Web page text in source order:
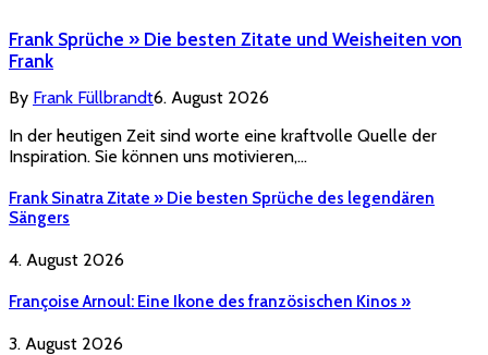
Frank Sprüche » Die besten Zitate und Weisheiten von
Frank
By Frank Füllbrandt6. August 2026
In der heutigen Zeit sind worte eine kraftvolle Quelle der
Inspiration. Sie können uns motivieren,…
Frank Sinatra Zitate » Die besten Sprüche des legendären
Sängers
4. August 2026
Françoise Arnoul: Eine Ikone des französischen Kinos »
3. August 2026